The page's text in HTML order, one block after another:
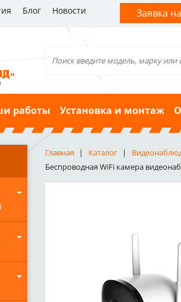
Блог Новости Заявка
работы Установка и монтаж
Главная Каталог
Беспроводная WiFi камера